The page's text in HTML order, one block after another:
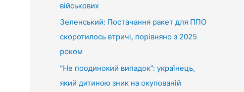
військових
Зеленський: Постачання ракет для ППО
скоротилось втричі, порівняно з 2025
роком
“Не поодинокий випадок”: українець,
який дитиною зник на окупованій